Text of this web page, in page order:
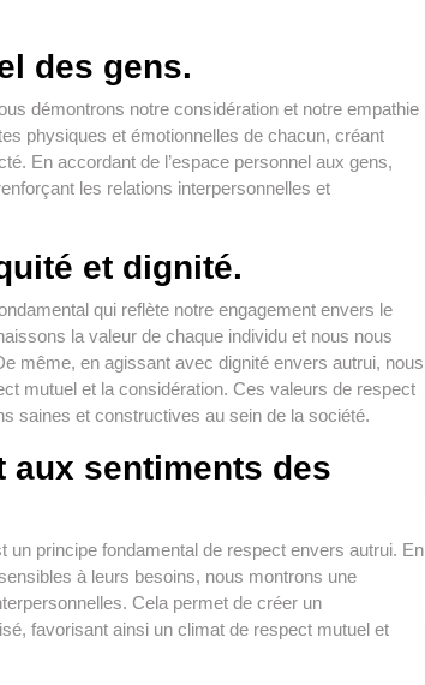
des gens.
démontrons notre considération et notre empathie
physiques et émotionnelles de chacun, créant
En accordant de l’espace personnel aux gens,
les relations interpersonnelles et
et dignité.
qui reflète notre engagement envers le
la valeur de chaque individu et nous nous
même, en agissant avec dignité envers autrui, nous
mutuel et la considération. Ces valeurs de respect
saines et constructives au sein de la société.
aux sentiments des
principe fondamental de respect envers autrui. En
à leurs besoins, nous montrons une
Cela permet de créer un
favorisant ainsi un climat de respect mutuel et